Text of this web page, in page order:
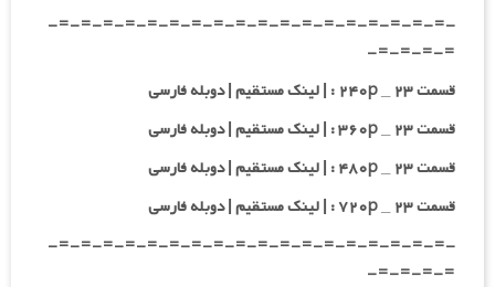
-=-=-=-=-=-=-=-=-=-=-=-=-=-=-=-=-=-=-
=-=-=-=-
قسمت ۲۳ _ ۲۴۰p : | لینک مستقیم | دوبله فارسی
قسمت ۲۳ _ ۳۶۰p : | لینک مستقیم | دوبله فارسی
قسمت ۲۳ _ ۴۸۰p : | لینک مستقیم | دوبله فارسی
قسمت ۲۳ _ ۷۲۰p : | لینک مستقیم | دوبله فارسی
-=-=-=-=-=-=-=-=-=-=-=-=-=-=-=-=-=-=-
=-=-=-=-